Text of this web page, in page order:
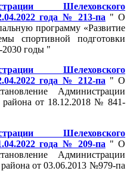
Шелеховского
года № 213-па " О
программу «Развитие
спортивной подготовки
2030 годы "
Шелеховского
года № 212-па " О
Администрации
района от 18.12.2018 № 841-
Шелеховского
года № 209-па " О
Администрации
от 03.06.2013 №979-па